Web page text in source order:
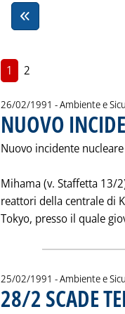
1 2
26/02/1991 - Ambiente e
NUOVO
Nuovo incidente
Mihama (v. Staffetta 13/
reattori della centrale di
Tokyo, presso il quale
25/02/1991 - Ambiente e
28/2 SCADE